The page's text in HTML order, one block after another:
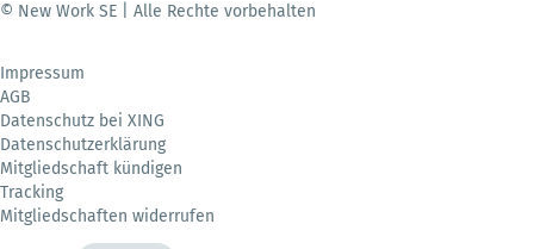
© New Work SE | Alle Rechte vorbehalten
Impressum
AGB
Datenschutz bei XING
Datenschutzerklärung
Mitgliedschaft kündigen
Tracking
Mitgliedschaften widerrufen